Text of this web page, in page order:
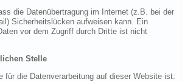
die Datenübertragung im Internet (z.B. bei der
Sicherheitslücken aufweisen kann. Ein
vor dem Zugriff durch Dritte ist nicht
Stelle
für die Datenverarbeitung auf dieser Website ist: